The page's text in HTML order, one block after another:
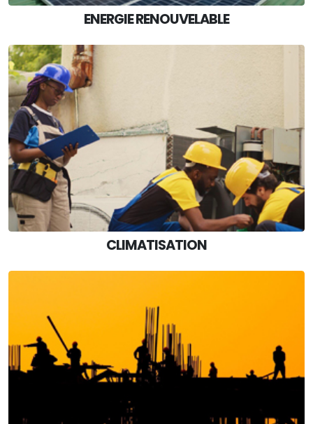
ENERGIE RENOUVELABLE
CLIMATISATION